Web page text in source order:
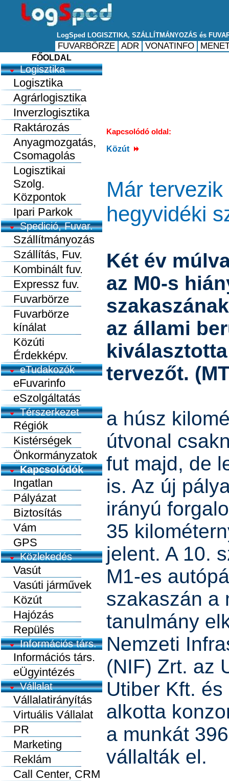
FŐOLDAL
Logisztika
Logisztika
Agrárlogisztika
Inverzlogisztika
Raktározás
Anyagmozgatás,
Csomagolás
Logisztikai
Szolg.
Központok
Ipari Parkok
Spedició, Fuvar.
Szállítmányozás
Szállítás, Fuv.
Kombinált fuv.
Expressz fuv.
Fuvarbörze
Fuvarbörze
kínálat
Közúti
Érdekképv.
eTudakozók
eFuvarinfo
eSzolgáltatás
Térszerkezet
Régiók
Kistérségek
Önkormányzatok
Kapcsolódók
Ingatlan
Pályázat
Biztosítás
Vám
GPS
Közlekedés
Vasút
Vasúti járművek
Közút
Hajózás
Repülés
Információs társ.
Információs társ.
eÜgyintézés
Vállalat
Vállalatirányítás
Virtuális Vállalat
PR
Marketing
Reklám
Call Center, CRM
Kapcsolódó oldal:
Közút
Már
hegyvidéki
Két év
az M0-s
az állami
tervezőt.
a húsz
útvonal
fut majd, de
is. Az új
irányú
35
jelent. A 10.
M1-es
szakaszán a
tanulmány
Nemzeti
(NIF) Zrt. az
Utiber Kft.
alkotta
a munkát
vállalták el.